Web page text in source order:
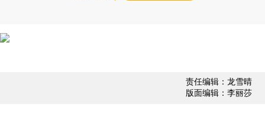
责任编辑：龙雪晴
版面编辑：李丽莎